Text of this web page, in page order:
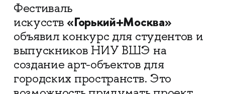
Фестиваль
искусств«Горький+Москва»
объявил конкурс для студентов и
выпускников НИУ ВШЭ на
создание арт-объектов для
городских пространств. Это